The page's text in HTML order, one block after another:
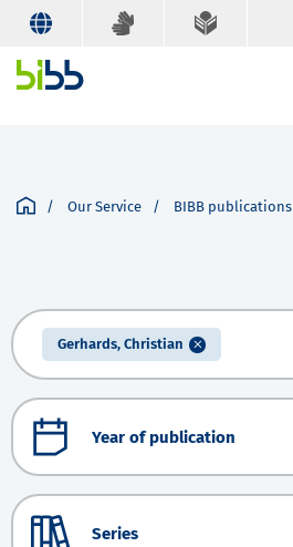
Our Service BIBB publications
Gerhards, Christian
Year of publication
Series